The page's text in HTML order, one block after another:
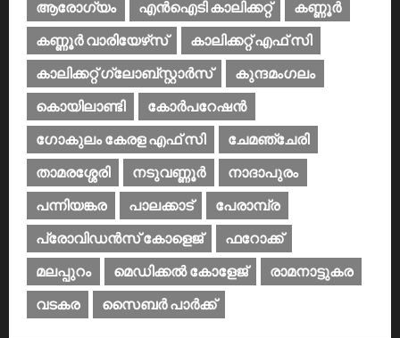
ആരോഗ്യം
എൻഐടി കാലിക്കറ്റ്
കണ്ണൂര്‍
കണ്ണൂര്‍ വാരിയേഴ്‌സ്
കാലിക്കറ്റ് എഫ് സി
കാലിക്കറ്റ് ഗ്ലോബ്സ്റ്റാർസ്
കുന്ദമംഗലം
കൊയിലാണ്ടി
കോര്‍പറേഷന്‍
ഗോകുലം കേരള എഫ് സി
ചേമഞ്ചേരി
താമരശ്ശേരി
നടുവണ്ണൂര്‍
നാദാപുരം
പന്നിയങ്കര
പാലക്കാട്‌
പേരാമ്പ്ര
പ്രോവിഡന്‍സ് കോളെജ്‌
ഫറോക്ക്
മലപ്പുറം
മെഡിക്കൽ കോളേജ്‌
രാമനാട്ടുകര
വടകര
സൈബര്‍ പാര്‍ക്ക്‌